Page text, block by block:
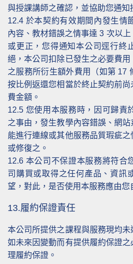
與授課講師之確認，並協助您通知
12.4 於本契約有效期間內發生情
內容、教材錯誤之情事達 3 次以
或更正，您得通知本公司逕行終
絕，本公司扣除已發生之必要費
之服務所衍生額外費用（如第 17
按比例返還您相當於終止契約前
費金額。
12.5 您使用本服務時，因可歸責
之事由，發生教學內容錯誤、網
能進行連線或其他服務品質瑕疵
或修復之。
12.6 本公司不保證本服務將符合
司購買或取得之任何產品、資訊
望，對此，是否使用本服務應由您
13.履約保證責任
本公司所提供之課程與服務現均未
如未來因變動而有提供履約保證
理履約保證。